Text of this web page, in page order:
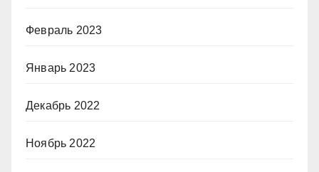
Февраль 2023
Январь 2023
Декабрь 2022
Ноябрь 2022